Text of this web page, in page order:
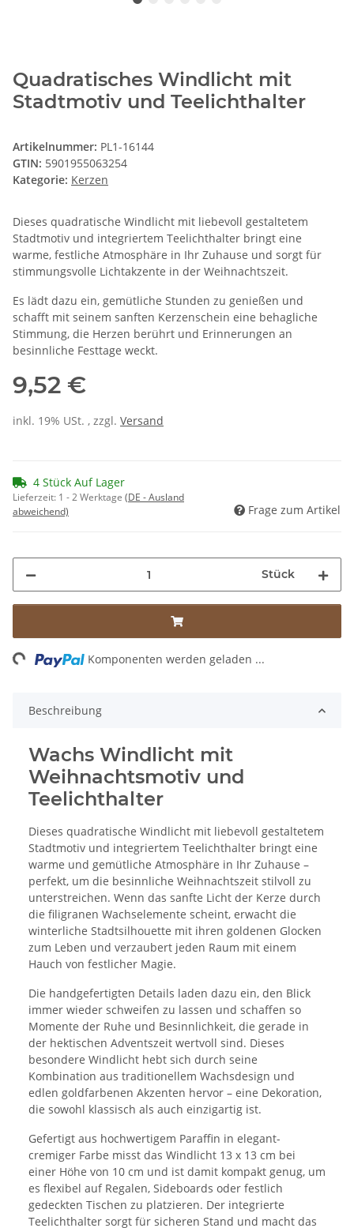
Quadratisches Windlicht mit
Stadtmotiv und Teelichthalter
Artikelnummer: PL1-16144
GTIN: 5901955063254
Kategorie: Kerzen
Dieses quadratische Windlicht mit liebevoll gestaltetem
Stadtmotiv und integriertem Teelichthalter bringt eine
warme, festliche Atmosphäre in Ihr Zuhause und sorgt für
stimmungsvolle Lichtakzente in der Weihnachtszeit.
Es lädt dazu ein, gemütliche Stunden zu genießen und
schafft mit seinem sanften Kerzenschein eine behagliche
Stimmung, die Herzen berührt und Erinnerungen an
besinnliche Festtage weckt.
9,52 €
inkl. 19% USt. , zzgl. Versand
4 Stück Auf Lager
Lieferzeit: 1 - 2 Werktage (DE - Ausland
abweichend)
Frage zum Artikel
Stück
Komponenten werden geladen ...
Beschreibung
Wachs Windlicht mit
Weihnachtsmotiv und
Teelichthalter
Dieses quadratische Windlicht mit liebevoll gestaltetem
Stadtmotiv und integriertem Teelichthalter bringt eine
warme und gemütliche Atmosphäre in Ihr Zuhause –
perfekt, um die besinnliche Weihnachtszeit stilvoll zu
unterstreichen. Wenn das sanfte Licht der Kerze durch
die filigranen Wachselemente scheint, erwacht die
winterliche Stadtsilhouette mit ihren goldenen Glocken
zum Leben und verzaubert jeden Raum mit einem
Hauch von festlicher Magie.
Die handgefertigten Details laden dazu ein, den Blick
immer wieder schweifen zu lassen und schaffen so
Momente der Ruhe und Besinnlichkeit, die gerade in
der hektischen Adventszeit wertvoll sind. Dieses
besondere Windlicht hebt sich durch seine
Kombination aus traditionellem Wachsdesign und
edlen goldfarbenen Akzenten hervor – eine Dekoration,
die sowohl klassisch als auch einzigartig ist.
Gefertigt aus hochwertigem Paraffin in elegant-
cremiger Farbe misst das Windlicht 13 x 13 cm bei
einer Höhe von 10 cm und ist damit kompakt genug, um
es flexibel auf Regalen, Sideboards oder festlich
gedeckten Tischen zu platzieren. Der integrierte
Teelichthalter sorgt für sicheren Stand und macht das